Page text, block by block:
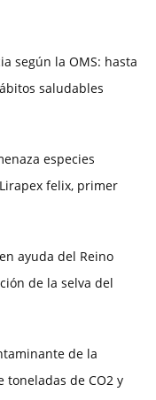
según la OMS: hasta
saludables
especies
felix, primer
ayuda del Reino
de la selva del
de la
toneladas de CO2 y